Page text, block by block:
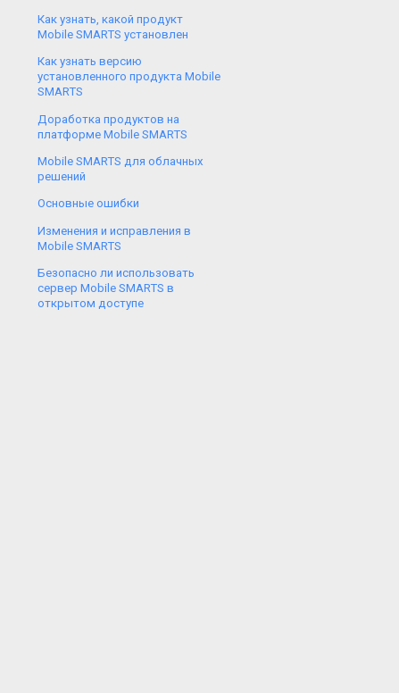
Как узнать, какой продукт
Mobile SMARTS установлен
Как узнать версию
установленного продукта Mobile
SMARTS
Доработка продуктов на
платформе Mobile SMARTS
Mobile SMARTS для облачных
решений
Основные ошибки
Изменения и исправления в
Mobile SMARTS
Безопасно ли использовать
сервер Mobile SMARTS в
открытом доступе